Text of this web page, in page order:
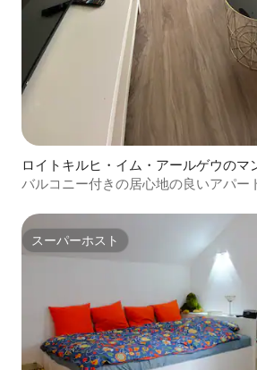
ロイトキルヒ・イム・アールゲウのマ
ン・アパート
バルコニー付きの居心地の良いアパー
スーパーホスト
スーパーホスト